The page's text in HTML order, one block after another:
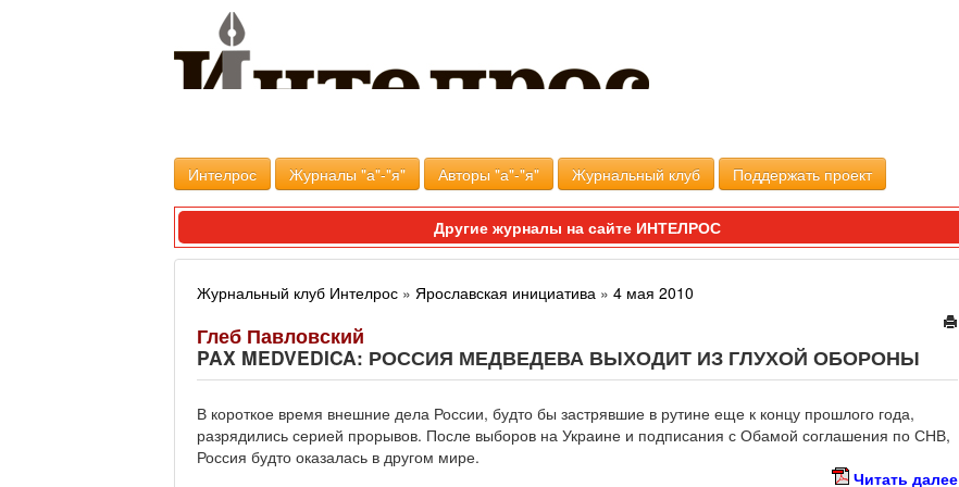
Интелрос Журналы "а"-"я" Авторы "а"-"я" Журнальный клуб Поддержать проект
Другие журналы на сайте ИНТЕЛРОС
Журнальный клуб Интелрос » Ярославская инициатива » 4 мая 2010
Глеб Павловский
PAX MEDVEDICA: РОССИЯ МЕДВЕДЕВА ВЫХОДИТ ИЗ ГЛУХОЙ ОБОРОНЫ
В короткое время внешние дела России, будто бы застрявшие в рутине еще к концу прошлого года,
разрядились серией прорывов. После выборов на Украине и подписания с Обамой соглашения по СНВ,
Россия будто оказалась в другом мире.
Читать далее